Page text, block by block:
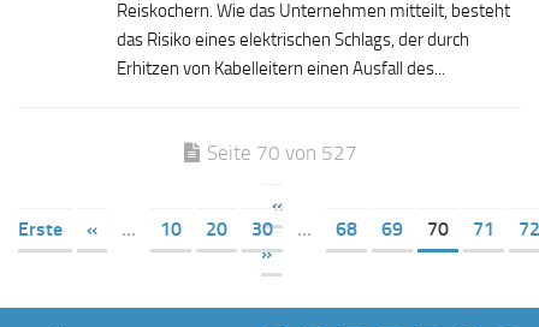
Reiskochern. Wie das Unternehmen mitteilt, besteht
das Risiko eines elektrischen Schlags, der durch
Erhitzen von Kabelleitern einen Ausfall des...
Seite 70 von 527
«
Erste
« ... 10 20 30 ... 68 69 70 71
72
»